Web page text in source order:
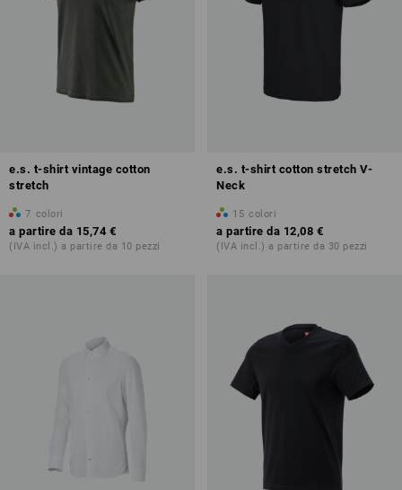
e.s. t-shirt vintage cotton
stretch
7 colori
a partire da 15,74 €
(IVA incl.) a partire da 10 pezzi
e.s. t-shirt cotton stretch V-
Neck
15 colori
a partire da 12,08 €
(IVA incl.) a partire da 30 pezzi